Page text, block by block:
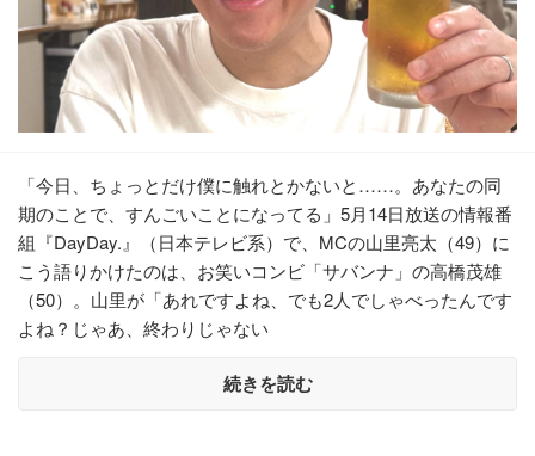
「今日、ちょっとだけ僕に触れとかないと……。あなたの同
期のことで、すんごいことになってる」5月14日放送の情報番
組『DayDay.』（日本テレビ系）で、MCの山里亮太（49）に
こう語りかけたのは、お笑いコンビ「サバンナ」の高橋茂雄
（50）。山里が「あれですよね、でも2人でしゃべったんです
よね？じゃあ、終わりじゃない
続きを読む